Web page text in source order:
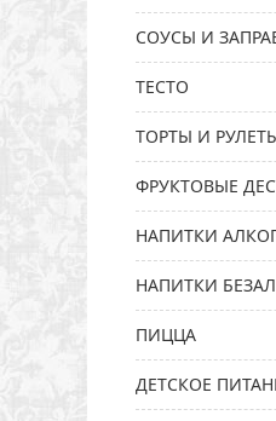
СОУСЫ И
ТЕСТО
ТОРТЫ И
ФРУКТОВЫЕ
НАПИТКИ
НАПИТКИ
ПИЦЦА
ДЕТСКОЕ